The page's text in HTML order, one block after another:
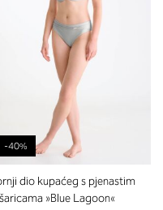
-40%
dio kupaćeg s pjenastim
»Blue Lagoon«